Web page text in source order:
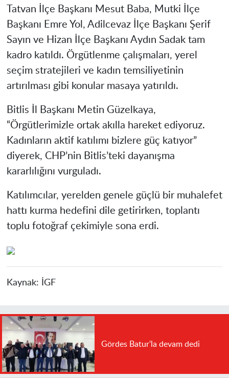
Tatvan İlçe Başkanı Mesut Baba, Mutki İlçe
Başkanı Emre Yol, Adilcevaz İlçe Başkanı Şerif
Sayın ve Hizan İlçe Başkanı Aydın Sadak tam
kadro katıldı. Örgütlenme çalışmaları, yerel
seçim stratejileri ve kadın temsiliyetinin
artırılması gibi konular masaya yatırıldı.
Bitlis İl Başkanı Metin Güzelkaya,
“Örgütlerimizle ortak akılla hareket ediyoruz.
Kadınların aktif katılımı bizlere güç katıyor”
diyerek, CHP’nin Bitlis’teki dayanışma
kararlılığını vurguladı.
Katılımcılar, yerelden genele güçlü bir muhalefet
hattı kurma hedefini dile getirirken, toplantı
toplu fotoğraf çekimiyle sona erdi.
Kaynak: İGF
Gördes Batur'la devam dedi